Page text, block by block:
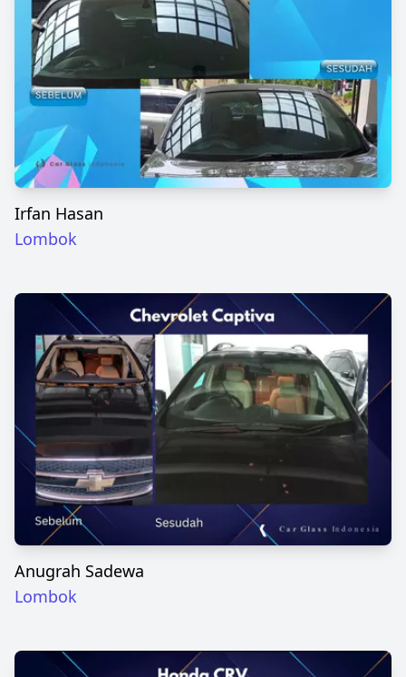
Irfan Hasan
Lombok
Anugrah Sadewa
Lombok